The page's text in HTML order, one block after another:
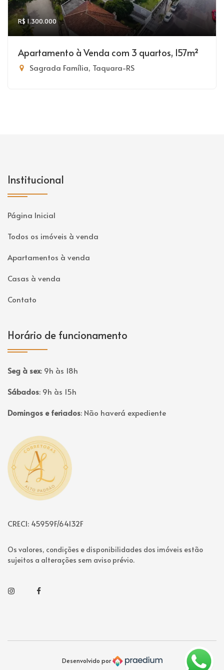
R$ 1.300.000
Apartamento à Venda com 3 quartos, 157m²
Sagrada Família, Taquara-RS
Institucional
Página Inicial
Todos os imóveis à venda
Apartamentos à venda
Casas à venda
Contato
Horário de funcionamento
Seg à sex: 9h às 18h
Sábados: 9h às 15h
Domingos e feriados: Não haverá expediente
Página inicial
CRECI: 45959F/64132F
Os valores, condições e disponibilidades dos imóveis estão
sujeitos a alterações sem aviso prévio.
InstagramFacebook
Desenvolvido por